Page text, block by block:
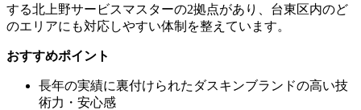
する北上野サービスマスターの2拠点があり、台東区内のど
のエリアにも対応しやすい体制を整えています。
おすすめポイント
長年の実績に裏付けられたダスキンブランドの高い技
術力・安心感